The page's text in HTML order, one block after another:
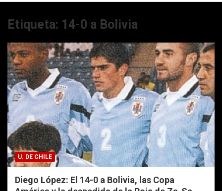
Etiqueta: 14-0 a Bolivia
U. DE CHILE
Diego López: El 14-0 a Bolivia, las Copa